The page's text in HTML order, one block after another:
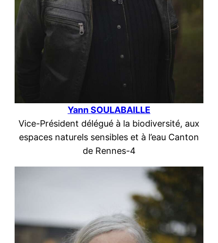
Yann SOULABAILLE
Vice-Président délégué à la biodiversité, aux
espaces naturels sensibles et à l’eau Canton
de Rennes-4